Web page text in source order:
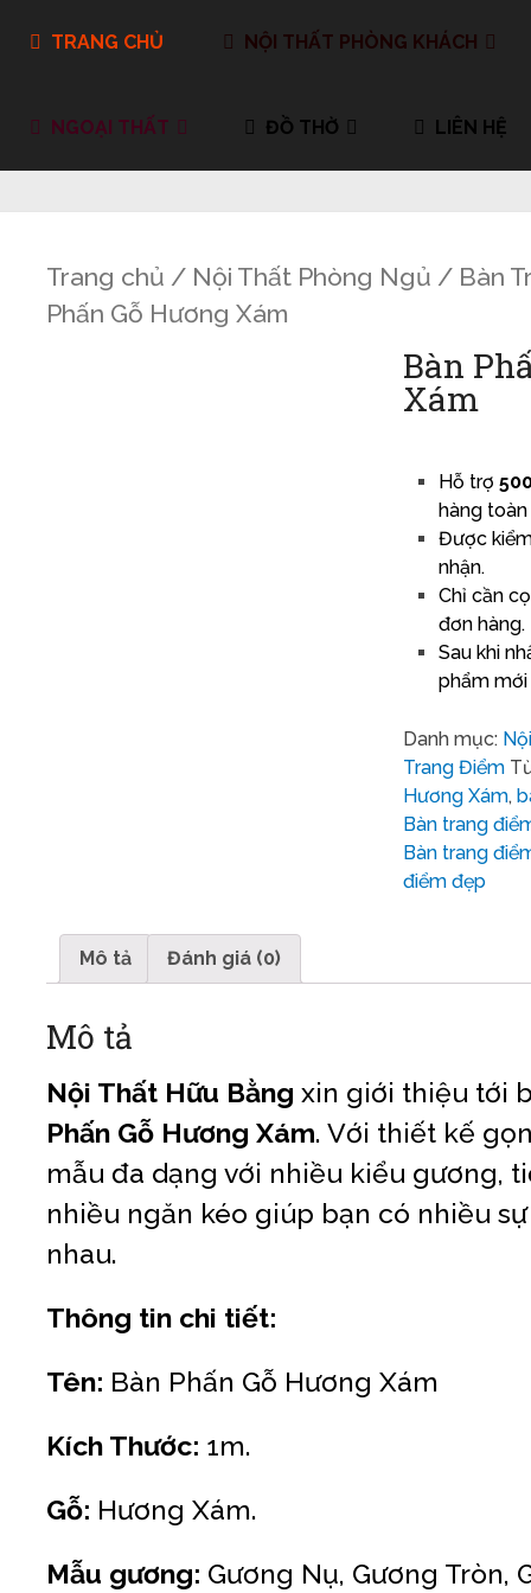
TRANG CHỦ NỘI THẤT PHÒNG KHÁCH
NGOẠI THẤT ĐỒ THỜ LIÊN HỆ
Trang chủ / Nội Thất Phòng Ngủ / Bàn
Phấn Gỗ Hương Xám
Bàn
Xám
Hỗ trợ
hàng
Được
nhận.
Chỉ cần
đơn hàng.
Sau khi
phẩm
Danh mục:
Trang Điểm
Hương Xám,
Bàn trang
Bàn trang
điểm đẹp
Mô tả Đánh giá (0)
Mô tả
Nội Thất Hữu Bằng xin giới thiệu tới
Phấn Gỗ Hương Xám. Với thiết kế
mẫu đa dạng với nhiều kiểu gương,
nhiều ngăn kéo giúp bạn có nhiều
nhau.
Thông tin chi tiết:
Tên: Bàn Phấn Gỗ Hương Xám
Kích Thước: 1m.
Gỗ: Hương Xám.
Mẫu gương: Gương Nụ, Gương Tròn,